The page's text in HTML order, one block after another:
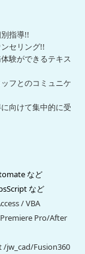
指導!!
セリング!!
験ができるテキス
フとのコミュニケ
向けて集中的に受
など
Script など
/ VBA
Pro/After
/jw_cad/Fusion360